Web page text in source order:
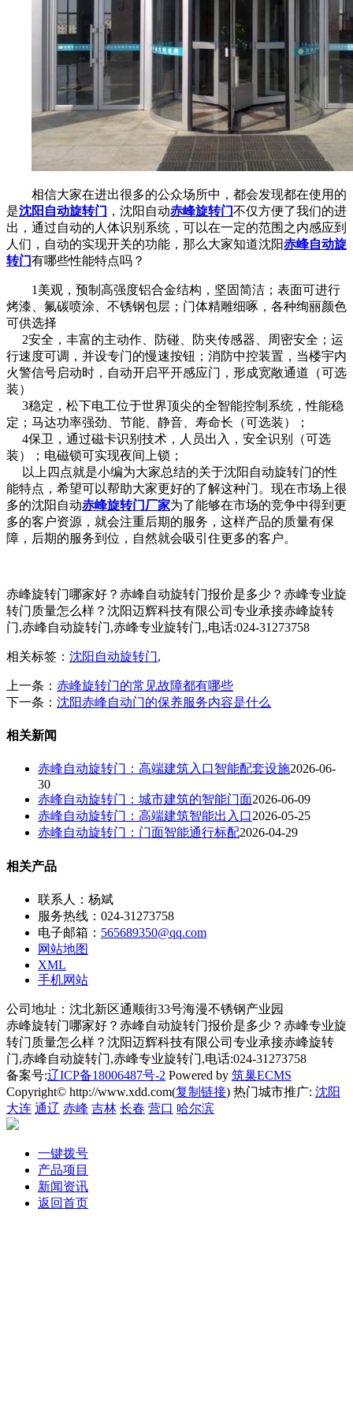
相信大家在进出很多的公众场所中，都会发现都在使用的
是沈阳自动旋转门 ，沈阳自动赤峰旋转门不仅方便了我们的进
出，通过自动的人体识别系统，可以在一定的范围之内感应到
人们，自动的实现开关的功能，那么大家知道沈阳赤峰自动旋
转门有哪些性能特点吗？
1美观，预制高强度铝合金结构，坚固简洁；表面可进行
烤漆、氟碳喷涂、不锈钢包层；门体精雕细啄，各种绚丽颜色
可供选择
2安全，丰富的主动作、防碰、防夹传感器、周密安全；运
行速度可调，并设专门的慢速按钮；消防中控装置，当楼宇内
火警信号启动时，自动开启平开感应门，形成宽敞通道（可选
装）
3稳定，松下电工位于世界顶尖的全智能控制系统，性能稳
定；马达功率强劲、节能、静音、寿命长（可选装）；
4保卫，通过磁卡识别技术，人员出入，安全识别（可选
装）；电磁锁可实现夜间上锁；
以上四点就是小编为大家总结的关于沈阳自动旋转门的性
能特点，希望可以帮助大家更好的了解这种门。现在市场上很
多的沈阳自动赤峰旋转门厂家为了能够在市场的竞争中得到更
多的客户资源，就会注重后期的服务，这样产品的质量有保
障，后期的服务到位，自然就会吸引住更多的客户。
赤峰旋转门哪家好？赤峰自动旋转门报价是多少？赤峰专业旋
转门质量怎么样？沈阳迈辉科技有限公司专业承接赤峰旋转
门,赤峰自动旋转门,赤峰专业旋转门,,电话:024-31273758
相关标签： 沈阳自动旋转门,
上一条： 赤峰旋转门的常见故障都有哪些
下一条： 沈阳赤峰自动门的保养服务内容是什么
相关新闻
赤峰自动旋转门：高端建筑入口智能配套设施2026-06-
30
赤峰自动旋转门：城市建筑的智能门面2026-06-09
赤峰自动旋转门：高端建筑智能出入口2026-05-25
赤峰自动旋转门：门面智能通行标配2026-04-29
相关产品
联系人：杨斌
服务热线：024-31273758
电子邮箱： 565689350@qq.com
网站地图
XML
手机网站
公司地址：沈北新区通顺街33号海漫不锈钢产业园
赤峰旋转门哪家好？赤峰自动旋转门报价是多少？赤峰专业旋
转门质量怎么样？沈阳迈辉科技有限公司专业承接赤峰旋转
门,赤峰自动旋转门,赤峰专业旋转门,电话:024-31273758
备案号:辽ICP备18006487号-2 Powered by 筑巢ECMS
Copyright© http://www.xdd.com(复制链接) 热门城市推广: 沈阳
大连 通辽 赤峰 吉林 长春 营口 哈尔滨
一键拨号
产品项目
新闻资讯
返回首页